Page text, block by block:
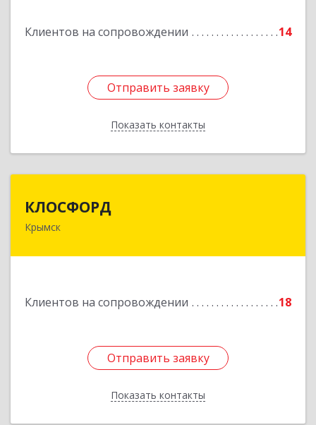
Клиентов на сопровождении 14
Отправить заявку
Показать контакты
Отправить заявку
Назад
КЛОСФОРД
Крымск
Клиентов на сопровождении 18
Отправить заявку
Показать контакты
353380, Краснодарский край, Крымский р-н,
Отправить заявку
Назад